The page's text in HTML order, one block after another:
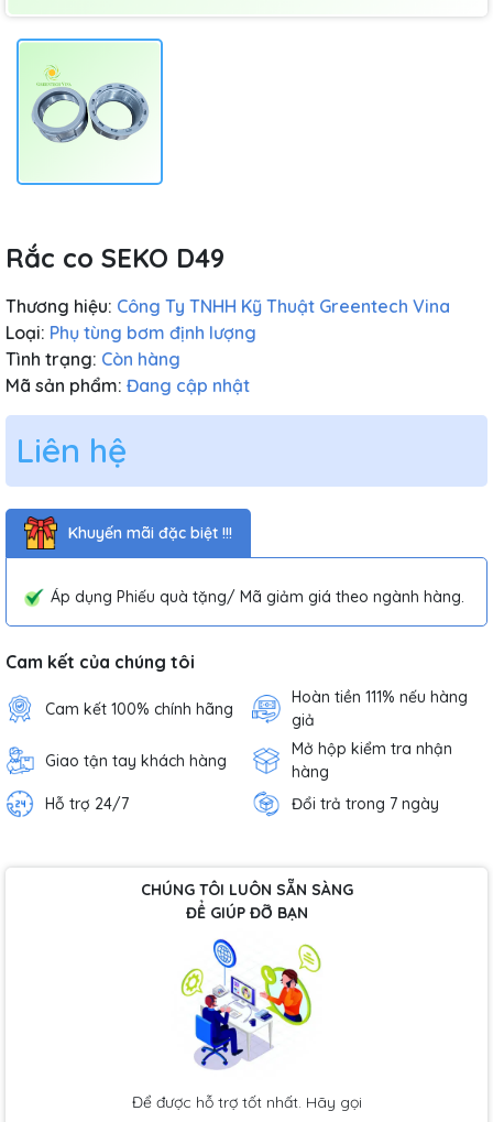
Rắc co SEKO D49
Thương hiệu: Công Ty TNHH Kỹ Thuật Greentech Vina
Loại: Phụ tùng bơm định lượng
Tình trạng: Còn hàng
Mã sản phẩm: Đang cập nhật
Liên hệ
Khuyến mãi đặc biệt !!!
Áp dụng Phiếu quà tặng/ Mã giảm giá theo ngành hàng.
Cam kết của chúng tôi
Cam kết 100% chính hãng
Hoàn tiền 111% nếu hàng
giả
Giao tận tay khách hàng
Mở hộp kiểm tra nhận
hàng
Hỗ trợ 24/7
Đổi trả trong 7 ngày
CHÚNG TÔI LUÔN SẴN SÀNG
ĐỂ GIÚP ĐỠ BẠN
Để được hỗ trợ tốt nhất. Hãy gọi